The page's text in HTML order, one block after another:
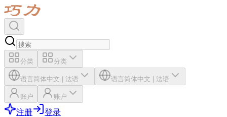
分类 分类
语言简体中文 | 法语 语言简体中文 | 法语
账户 账户
注册 登录